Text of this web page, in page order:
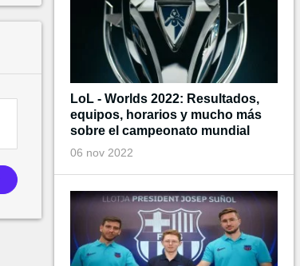
LoL - Worlds 2022: Resultados,
equipos, horarios y mucho más
sobre el campeonato mundial
06 nov 2022